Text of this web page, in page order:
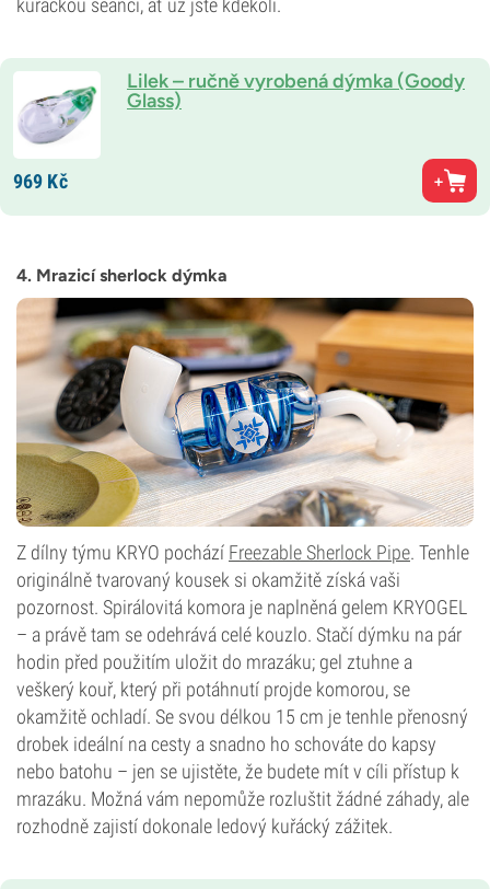
kuřáckou seanci, ať už jste kdekoli.
Lilek – ručně vyrobená dýmka (Goody
Glass)
969 Kč
4. Mrazicí sherlock dýmka
Z dílny týmu KRYO pochází Freezable Sherlock Pipe. Tenhle
originálně tvarovaný kousek si okamžitě získá vaši
pozornost. Spirálovitá komora je naplněná gelem KRYOGEL
– a právě tam se odehrává celé kouzlo. Stačí dýmku na pár
hodin před použitím uložit do mrazáku; gel ztuhne a
veškerý kouř, který při potáhnutí projde komorou, se
okamžitě ochladí. Se svou délkou 15 cm je tenhle přenosný
drobek ideální na cesty a snadno ho schováte do kapsy
nebo batohu – jen se ujistěte, že budete mít v cíli přístup k
mrazáku. Možná vám nepomůže rozluštit žádné záhady, ale
rozhodně zajistí dokonale ledový kuřácký zážitek.